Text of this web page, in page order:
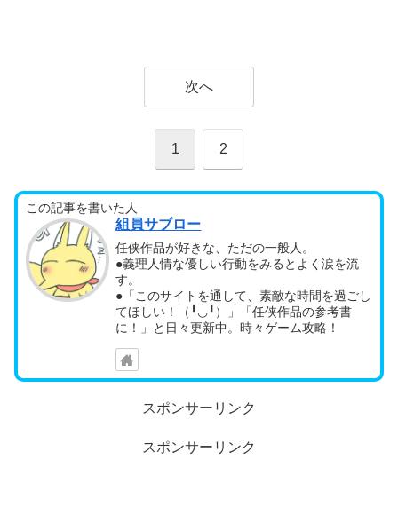
次へ
1 2
この記事を書いた人
組員サブロー
任侠作品が好きな、ただの一般人。
●義理人情な優しい行動をみるとよく涙を流
す。
●「このサイトを通して、素敵な時間を過ごし
てほしい！（╹◡╹）」「任侠作品の参考書
に！」と日々更新中。時々ゲーム攻略！
スポンサーリンク
スポンサーリンク